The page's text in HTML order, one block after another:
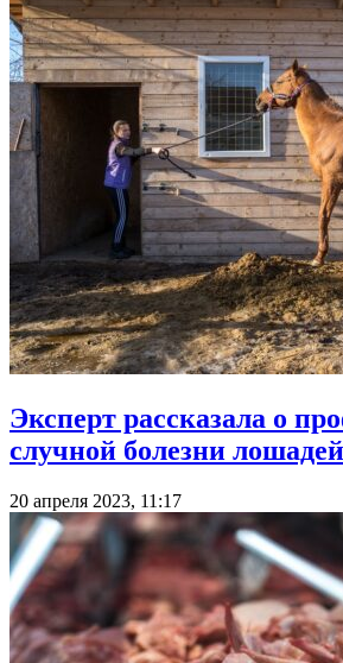
Эксперт рассказала о
случной болезни
20 апреля 2023, 11:17